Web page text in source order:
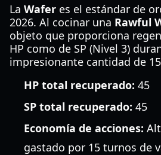
La Wafer es el estándar de
2026. Al cocinar una Rawful
objeto que proporciona
HP como de SP (Nivel 3)
impresionante cantidad de
HP total recuperado: 45
SP total recuperado: 45
Economía de acciones:
gastado por 15 turnos de